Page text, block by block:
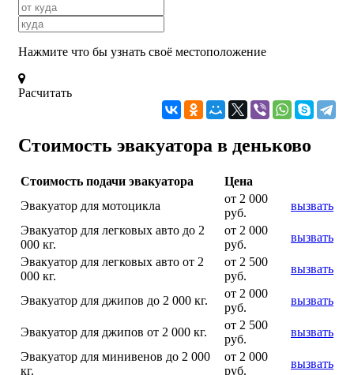
Нажмите что бы узнать своё местоположение
Расчитать
Стоимость эвакуатора в деньково
Стоимость подачи эвакуатора
Цена
Эвакуатор для мотоцикла
от 2 000
руб.
вызвать
Эвакуатор для легковых авто до 2
000 кг.
от 2 000
руб.
вызвать
Эвакуатор для легковых авто от 2
000 кг.
от 2 500
руб.
вызвать
Эвакуатор для джипов до 2 000 кг.
от 2 000
руб.
вызвать
Эвакуатор для джипов от 2 000 кг.
от 2 500
руб.
вызвать
Эвакуатор для минивенов до 2 000
кг.
от 2 000
руб.
вызвать